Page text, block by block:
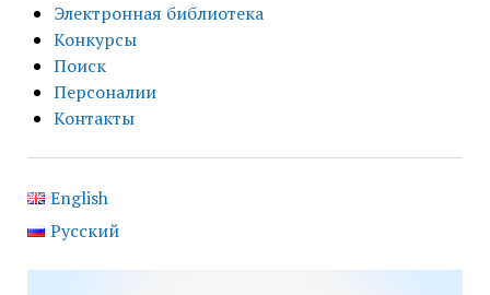
Электронная библиотека
Конкурсы
Поиск
Персоналии
Контакты
English
Русский